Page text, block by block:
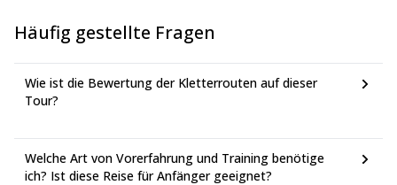
Es gibt andere Optionen, die Sie in Betracht ziehen könnten:
Einmal dort, gehen Sie 2 Minuten zur Seilbahn, Aeri-Station.
Kaufen Sie Ihr Rückfahrtticket und genießen Sie eine 5-
Eine dritte Option ist der Bus, der vom Sants-Bahnhof abfährt. Er
kommt etwas später als die Treffzeit an, aber wenn Sie mich
benachrichtigen, warte ich 15 zusätzliche Minuten auf Sie. Ich
Häufig gestellte Fragen
Wie ist die Bewertung der Kletterrouten auf dieser
Tour?
Welche Art von Vorerfahrung und Training benötige
ich? Ist diese Reise für Anfänger geeignet?